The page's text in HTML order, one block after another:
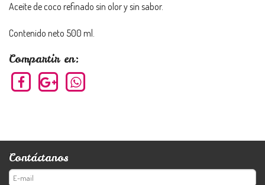
Aceite de coco refinado sin olor y sin sabor.
Contenido neto 500 ml.
Compartir en:
Contáctanos